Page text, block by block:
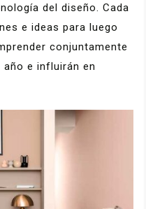
del diseño. Cada
e ideas para luego
conjuntamente
e influirán en